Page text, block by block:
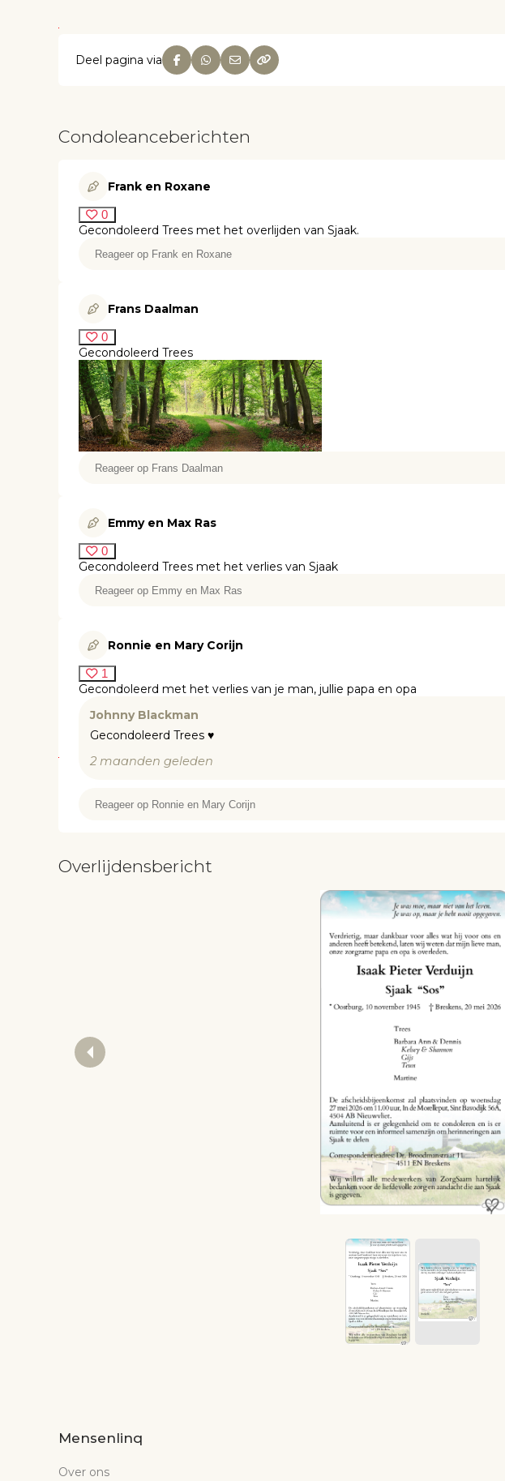
Deel pagina via
Condoleanceberichten
Frank en Roxane
0
Gecondoleerd Trees met het overlijden van Sjaak.
Frans Daalman
0
Gecondoleerd Trees
Emmy en Max Ras
0
Gecondoleerd Trees met het verlies van Sjaak
Ronnie en Mary Corijn
1
Gecondoleerd met het verlies van je man, jullie papa en opa
Johnny Blackman
Gecondoleerd Trees ♥️
2 maanden geleden
Overlijdensbericht
Mensenlinq
Over ons